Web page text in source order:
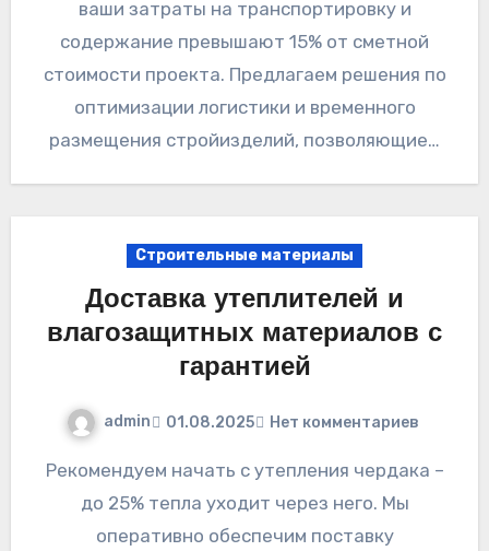
ваши затраты на транспортировку и
содержание превышают 15% от сметной
стоимости проекта. Предлагаем решения по
оптимизации логистики и временного
размещения стройизделий, позволяющие…
Строительные материалы
Доставка утеплителей и
влагозащитных материалов с
гарантией
admin 01.08.2025 Нет комментариев
Рекомендуем начать с утепления чердака –
до 25% тепла уходит через него. Мы
оперативно обеспечим поставку